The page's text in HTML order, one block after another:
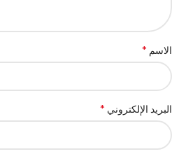
الاسم *
البريد الإلكتروني *